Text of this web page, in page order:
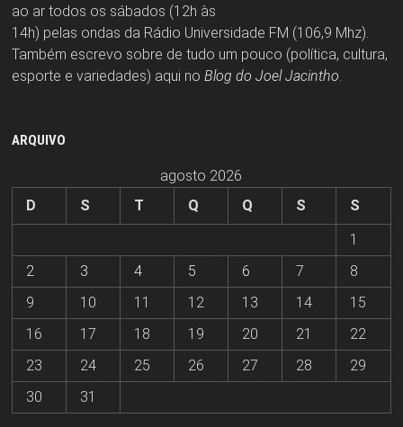
ao ar todos os sábados (12h às
14h) pelas ondas da Rádio Universidade FM (106,9 Mhz).
Também escrevo sobre de tudo um pouco (política, cultura,
esporte e variedades) aqui no Blog do Joel Jacintho.
ARQUIVO
agosto 2026
D
S T Q Q S
S
1
2
3 4 5 6 7
8
9
10 11 12 13 14
15
16
17 18 19 20 21
22
23
24 25 26 27 28
29
30
31